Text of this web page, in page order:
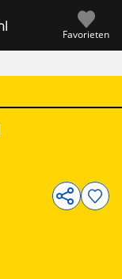
Favorieten